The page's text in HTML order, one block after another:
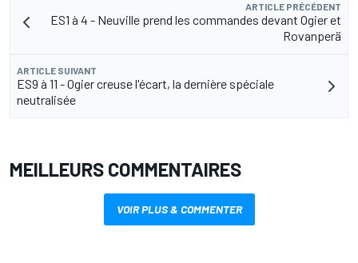
ARTICLE PRÉCÉDENT
ES1 à 4 - Neuville prend les commandes devant Ogier et
Rovanperä
ARTICLE SUIVANT
ES9 à 11 - Ogier creuse l'écart, la dernière spéciale
neutralisée
MEILLEURS COMMENTAIRES
VOIR PLUS & COMMENTER